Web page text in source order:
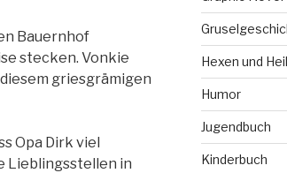
Bauernhof
stecken. Vonkie
griesgrämigen
Opa Dirk viel
Lieblingsstellen in
Hexen und
Humor
Jugendbuch
Kinderbuch